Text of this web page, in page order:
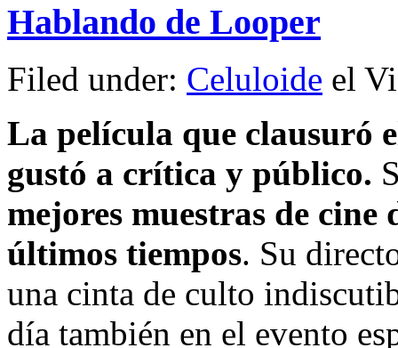
Hablando de Looper
Filed under: Celuloide el
La película que clausuró
gustó a crítica y público.
mejores muestras de cine
últimos tiempos. Su
una cinta de culto
día también en el evento